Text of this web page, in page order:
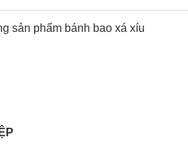
sản phẩm bánh bao xá xíu